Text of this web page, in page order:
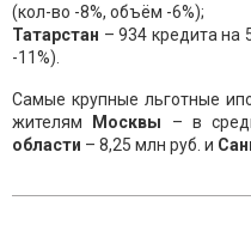
(кол-во -8%, объём -6%);
Татарстан – 934 кредита на
-11%).
Самые крупные льготные
жителям
Москвы – в
области – 8,25 млн руб. и